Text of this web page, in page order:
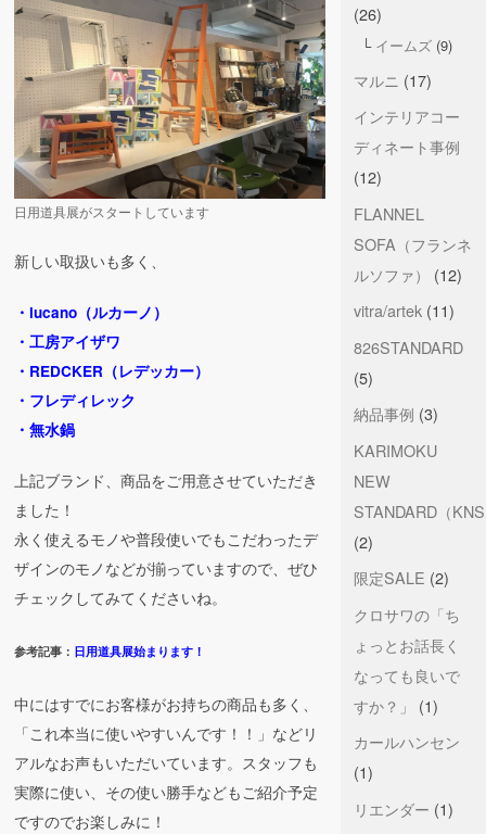
日用道具展がスタートしています
新しい取扱いも多く、
・lucano（ルカーノ）
・工房アイザワ
・REDCKER（レデッカー）
・フレディレック
・無水鍋
上記ブランド、商品をご用意させていただき
ました！
永く使えるモノや普段使いでもこだわったデ
ザインのモノなどが揃っていますので、ぜひ
チェックしてみてくださいね。
参考記事： 日用道具展始まります！
中にはすでにお客様がお持ちの商品も多く、
「これ本当に使いやすいんです！！」などリ
アルなお声もいただいています。スタッフも
実際に使い、その使い勝手などもご紹介予定
ですのでお楽しみに！
(26)
イームズ(9)
マルニ (17)
インテリアコー
ディネート事例
(12)
FLANNEL
SOFA（フランネ
ルソファ）
(12)
vitra/artek(11)
826STANDARD
(5)
納品事例 (3)
KARIMOKU
NEW
STANDARD（
(2)
限定SALE (2)
クロサワの「ち
ょっとお話長く
なっても良いで
すか？」
(1)
カールハンセン
(1)
リエンダー (1)